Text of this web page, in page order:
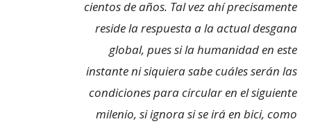
cientos de años. Tal vez ahí precisamente
reside la respuesta a la actual desgana
global, pues si la humanidad en este
instante ni siquiera sabe cuáles serán las
condiciones para circular en el siguiente
milenio, si ignora si se irá en bici, como